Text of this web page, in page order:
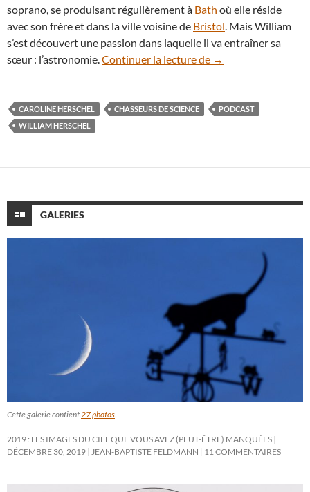
soprano, se produisant régulièrement à Bath où elle réside
avec son frère et dans la ville voisine de Bristol . Mais William
s’est découvert une passion dans laquelle il va entraîner sa
sœur : l’astronomie. Continuer la lecture de Caroline Herschel,
→
CAROLINE HERSCHEL CHASSEURS DE SCIENCE
PODCAST
WILLIAM HERSCHEL
GALERIES
Cette galerie contient 27 photos
2019 : LES IMAGES DU CIEL QUE VOUS AVEZ (PEUT-ÊTRE) MANQUÉES
DÉCEMBRE 30, 2019
JEAN-BAPTISTE FELDMANN 11 COMMENTAIRES